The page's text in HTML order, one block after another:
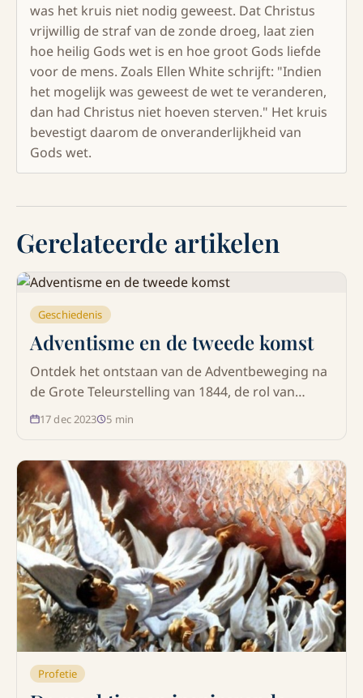
was het kruis niet nodig geweest. Dat Christus
vrijwillig de straf van de zonde droeg, laat zien
hoe heilig Gods wet is en hoe groot Gods liefde
voor de mens. Zoals Ellen White schrijft: "Indien
het mogelijk was geweest de wet te veranderen,
dan had Christus niet hoeven sterven." Het kruis
bevestigt daarom de onveranderlijkheid van
Gods wet.
Gerelateerde artikelen
Geschiedenis
Adventisme en de tweede komst
Ontdek het ontstaan van de Adventbeweging na
de Grote Teleurstelling van 1844, de rol van
William Miller en Ellen G. White, en waarom de
17 dec 2023 5 min
Profetie